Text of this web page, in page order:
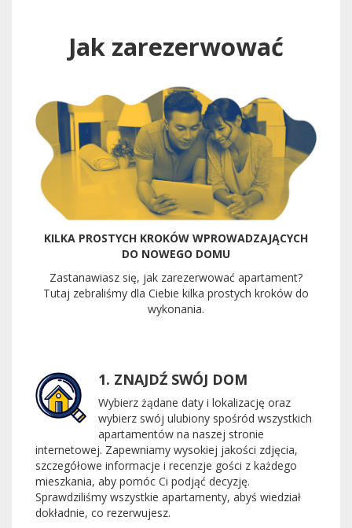
Jak zarezerwować
KILKA PROSTYCH KROKÓW WPROWADZAJĄCYCH
DO NOWEGO DOMU
Zastanawiasz się, jak zarezerwować apartament?
Tutaj zebraliśmy dla Ciebie kilka prostych kroków do
wykonania.
1. ZNAJDŹ SWÓJ DOM
Wybierz żądane daty i lokalizację oraz
wybierz swój ulubiony spośród wszystkich
apartamentów na naszej stronie
internetowej. Zapewniamy wysokiej jakości zdjęcia,
szczegółowe informacje i recenzje gości z każdego
mieszkania, aby pomóc Ci podjąć decyzję.
Sprawdziliśmy wszystkie apartamenty, abyś wiedział
dokładnie, co rezerwujesz.